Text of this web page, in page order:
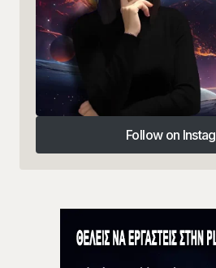
Follow on
Follow on